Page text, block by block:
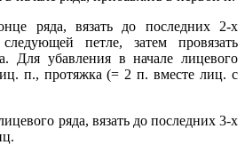
ряда, вязать до последних 2-х
петле, затем провязать
Для убавления в начале лицевого
п., протяжка (= 2 п. вместе лиц. с
ряда, вязать до последних 3-х